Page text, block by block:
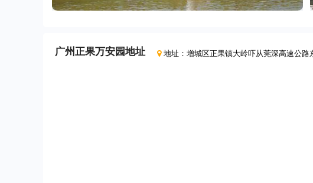
广州正果万安园地址 地址： 增城区正果镇大岭吓从莞深高速公路